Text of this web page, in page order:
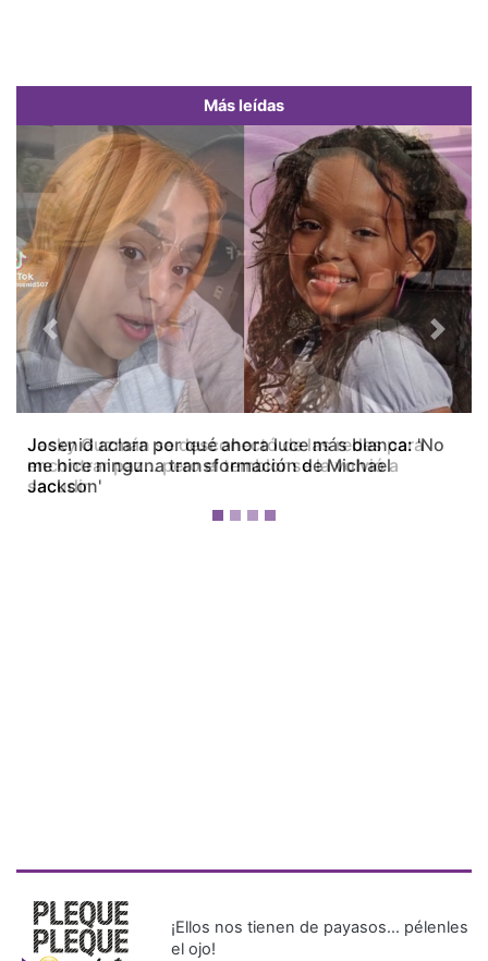
Más leídas
Jacky Guzmán se desconectó de las redes para
encontrar paz… pero el temblor se la volvió a
sacudir
Previous Next
¡Ellos nos tienen de payasos… pélenles
el ojo!